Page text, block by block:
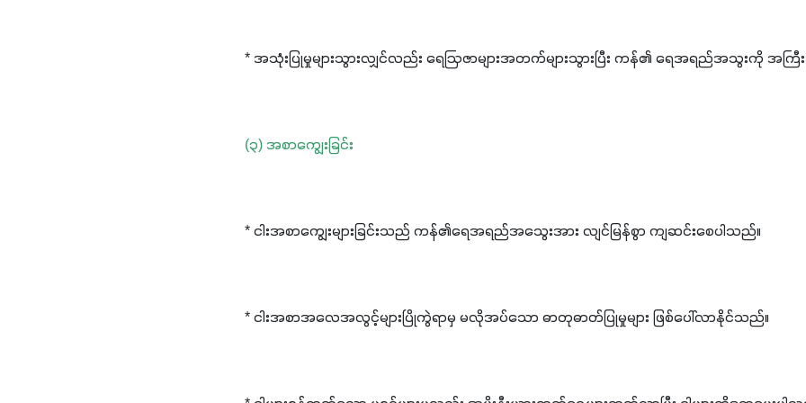
* အသုံးပြုမှုများသွားလျှင်လည်း ရေဩဇာမ
(၃) အစာကျွေးခြင်း
* ငါးအစာကျွေးများခြင်းသည် ကန်၏ရေအရည်အသွေးအား လျင်မြန်စွာ ကျဆင်းစေပါသည်။
* ငါးအစာအလေအလွင့်များပြိုကွဲရာမှ မလိုအပ်သော ဓာတုဓာတ်ပြုမှုများ ဖြစ်ပေါ်လာနိုင်သည်။